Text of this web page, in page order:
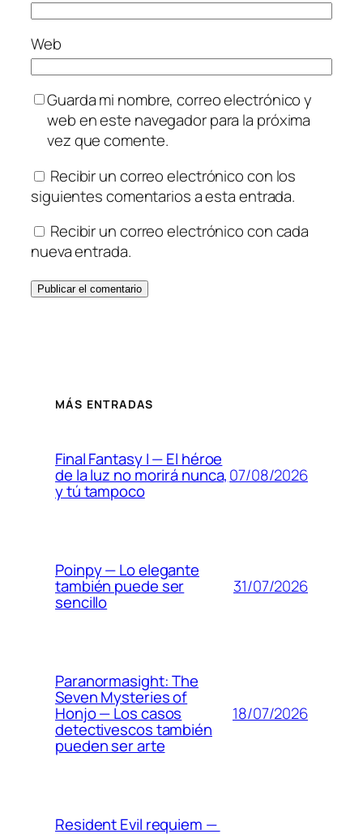
Web
Guarda mi nombre, correo electrónico y
web en este navegador para la próxima
vez que comente.
Recibir un correo electrónico con los
siguientes comentarios a esta entrada.
Recibir un correo electrónico con cada
nueva entrada.
MÁS ENTRADAS
Final Fantasy I — El héroe
de la luz no morirá nunca,
y tú tampoco
07/08/2026
Poinpy — Lo elegante
también puede ser
sencillo
31/07/2026
Paranormasight: The
Seven Mysteries of
Honjo — Los casos
detectivescos también
pueden ser arte
18/07/2026
Resident Evil requiem —